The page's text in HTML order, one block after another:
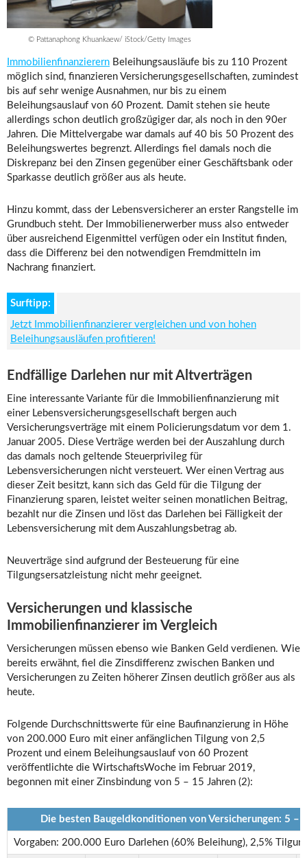
© Pattanaphong Khuankaew/ iStock/Getty Images
Immobilienfinanzierern Beleihungsausläufe bis zu 110 Prozent
möglich sind, finanzieren Versicherungsgesellschaften, zumindest
bis auf sehr wenige Ausnahmen, nur bis zu einem
Beleihungsauslauf von 60 Prozent. Damit stehen sie heute
allerdings schon deutlich großzügiger dar, als noch in den 90er
Jahren. Die Mittelvergabe war damals auf 40 bis 50 Prozent des
Beleihungswertes begrenzt. Allerdings fiel damals noch die
Diskrepanz bei den Zinsen gegenüber einer Geschäftsbank oder
Sparkasse deutlich größer aus als heute.
Hinzu kommt, dass der Lebensversicherer an erster Rangstelle im
Grundbuch steht. Der Immobilienerwerber muss also entweder
über ausreichend Eigenmittel verfügen oder ein Institut finden,
dass die Differenz bei den notwendigen Fremdmitteln im
Nachrang finanziert.
Surftipp:
Jetzt Immobilienfinanzierer vergleichen und von hohen
Beleihungsausläufen profitieren!
Endfällige Darlehen nur mit Altverträgen
Eine interessante Variante für die Immobilienfinanzierung mit
einer Lebensversicherungsgesellschaft bergen auch
Versicherungsverträge mit einem Policierungsdatum vor dem 1.
Januar 2005. Diese Verträge werden bei der Auszahlung durch
das damals noch geltende Steuerprivileg für
Lebensversicherungen nicht versteuert. Wer einen Vertrag aus
dieser Zeit besitzt, kann sich das Geld für die Tilgung der
Finanzierung sparen, leistet weiter seinen monatlichen Beitrag,
bezahlt nur die Zinsen und löst das Darlehen bei Fälligkeit der
Lebensversicherung mit dem Auszahlungsbetrag ab.
Neuverträge sind aufgrund der Besteuerung für eine
Tilgungsersatzleistung nicht mehr geeignet.
Versicherungen und klassische
Immobilienfinanzierer im Vergleich
Versicherungen müssen ebenso wie Banken Geld verdienen. Wie
bereits erwähnt, fiel die Zinsdifferenz zwischen Banken und
Versicherungen zu Zeiten höherer Zinsen deutlich größer aus als
heute.
Folgende Durchschnittswerte für eine Baufinanzierung in Höhe
von 200.000 Euro mit einer anfänglichen Tilgung von 2,5
Prozent und einem Beleihungsauslauf von 60 Prozent
veröffentlichte die WirtschaftsWoche im Februar 2019,
begonnen mit einer Zinsbindung von 5 – 15 Jahren (2):
Die besten Baugeldkonditionen von Versicherungen: 5 –
Vorgaben: 200.000 Euro Darlehen (60% Beleihung), 2,5%